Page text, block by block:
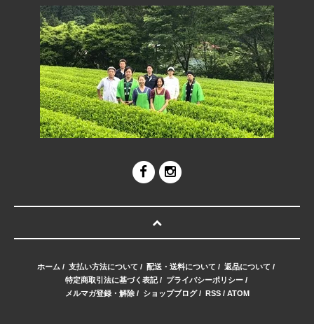
ホーム / 支払い方法について / 配送・送料について / 返品について /
特定商取引法に基づく表記/ プライバシーポリシー/
メルマガ登録・解除/ ショップブログ/ RSS/ ATOM